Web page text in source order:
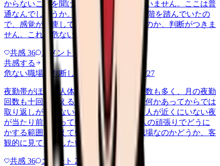
からないことを聞ける相手も日によっていません。ここは普
通なんでしょうか。 前の職場はもっと段階を踏んでいたの
で、感覚が麻痺しているのか自分が甘いのか、判断がつきま
せん。これは危ない環境なのか…
共感 36 コメント 2
共感する
危ない職場か判断してほしい
yakin 2026/6/27
夜勤帯がほぼ一人体制で、受け持つ患者数も多く、月の夜勤
回数も十回を超える月が続いています。何かあってからでは
取り返しがつかないのに、応援を呼べる人が近くにいない夜
が当たり前になっています。 これは個人の頑張りでどうに
かする範囲を超えていないか、危ない職場なのかどうか、客
観的に見て判断したいです。
共感 36 コメント 2